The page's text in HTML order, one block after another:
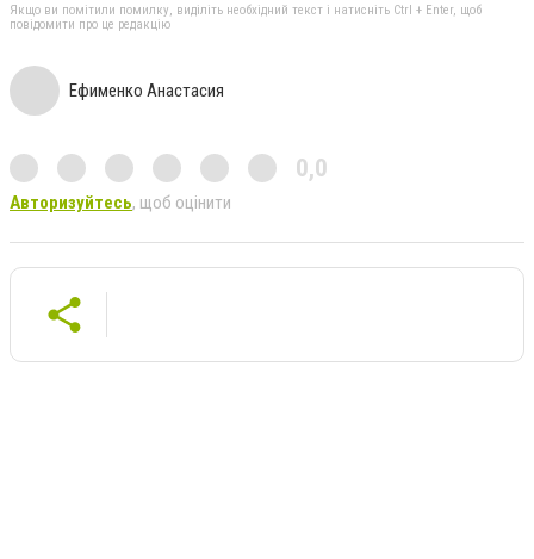
Якщо ви помітили помилку, виділіть необхідний текст і натисніть Ctrl + Enter, щоб
повідомити про це редакцію
Ефименко Анастасия
0,0
Авторизуйтесь, щоб оцінити